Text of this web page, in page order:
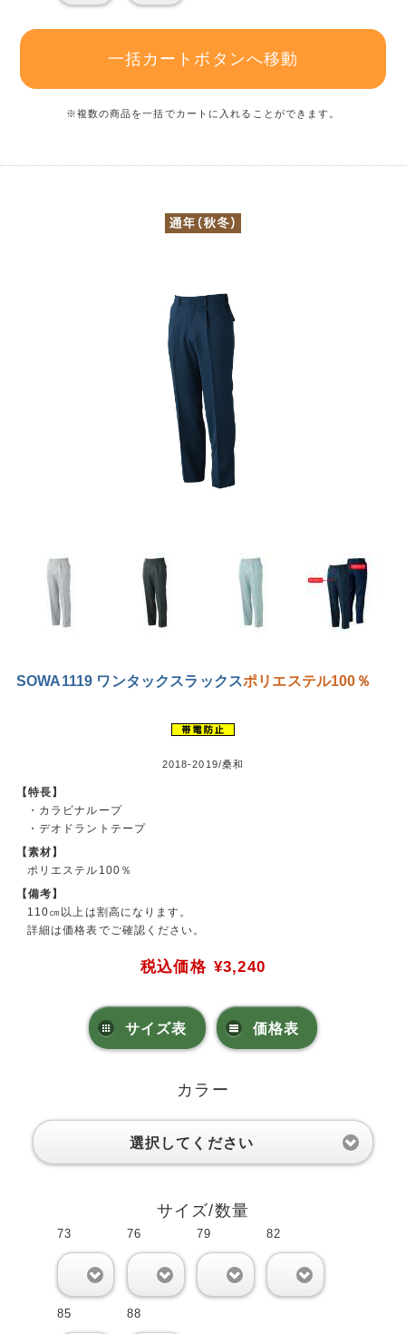
一括カートボタンへ移動
※複数の商品を一括でカートに入れることができます。
SOWA1119 ワンタックスラックスポリエステル100％
2018-2019/桑和
【特長】
・カラビナループ
・デオドラントテープ
【素材】
ポリエステル100％
【備考】
110㎝以上は割高になります。
詳細は価格表でご確認ください。
税込価格 ¥3,240
サイズ表 価格表
カラー
選択してください
サイズ/数量
73 76 79 82
85 88